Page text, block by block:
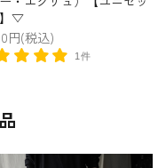
▽
円(税込)
1件